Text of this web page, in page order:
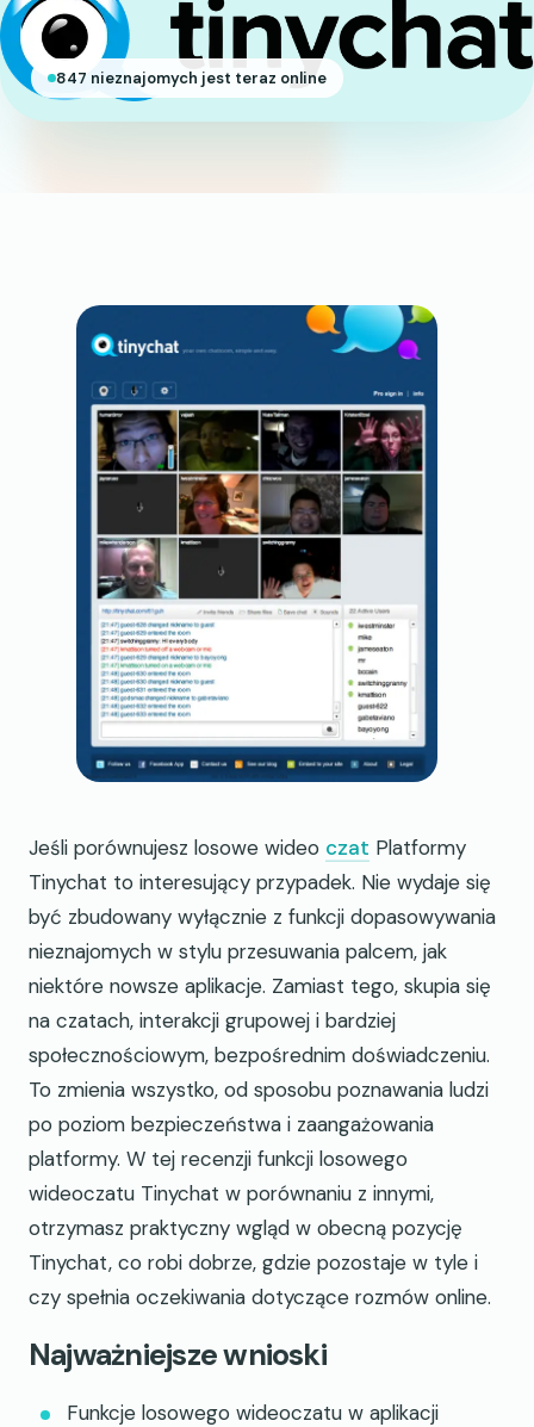
847 nieznajomych jest teraz online
Jeśli porównujesz losowe wideo czat Platformy
Tinychat to interesujący przypadek. Nie wydaje się
być zbudowany wyłącznie z funkcji dopasowywania
nieznajomych w stylu przesuwania palcem, jak
niektóre nowsze aplikacje. Zamiast tego, skupia się
na czatach, interakcji grupowej i bardziej
społecznościowym, bezpośrednim doświadczeniu.
To zmienia wszystko, od sposobu poznawania ludzi
po poziom bezpieczeństwa i zaangażowania
platformy. W tej recenzji funkcji losowego
wideoczatu Tinychat w porównaniu z innymi,
otrzymasz praktyczny wgląd w obecną pozycję
Tinychat, co robi dobrze, gdzie pozostaje w tyle i
czy spełnia oczekiwania dotyczące rozmów online.
Najważniejsze wnioski
Funkcje losowego wideoczatu w aplikacji